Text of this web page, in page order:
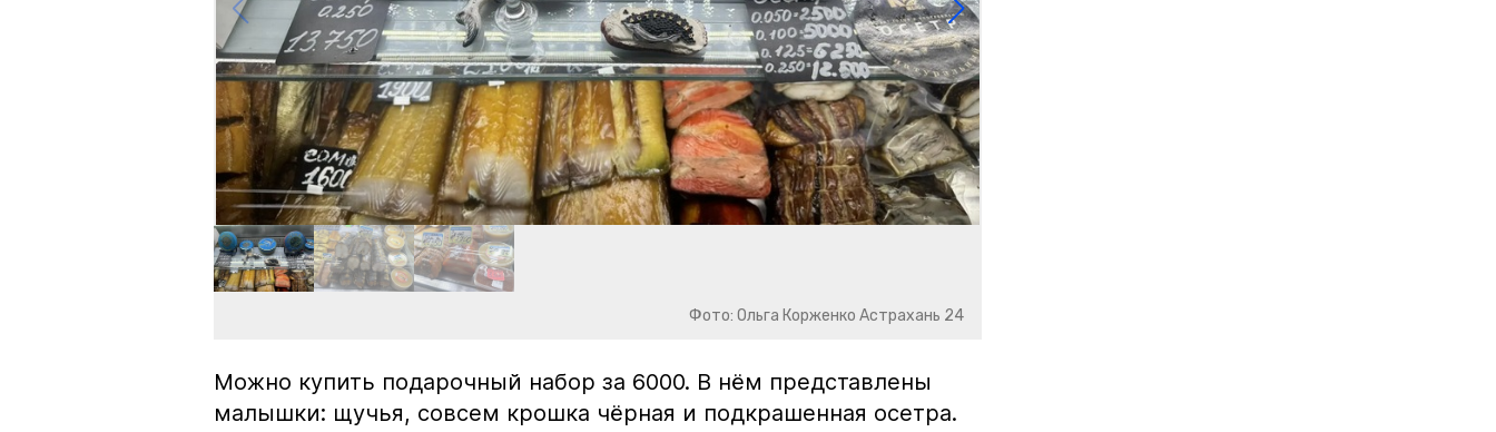
Фото: Ольга Корженко Астрахань 24
Можно купить подарочный набор за 6000. В нём представлены
малышки: щучья, совсем крошка чёрная и подкрашенная осетра.